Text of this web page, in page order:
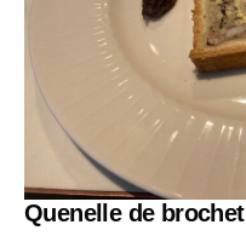
Quenelle de brochet